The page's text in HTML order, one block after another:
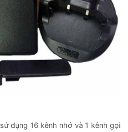
sử dụng 16 kênh nhớ và 1 kênh gọi